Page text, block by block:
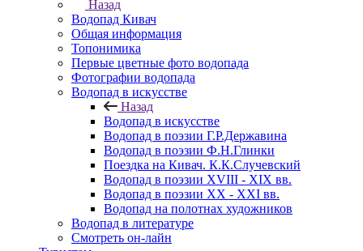
Назад
Водопад Кивач
Общая информация
Топонимика
Первые цветные фото водопада
Фотографии водопада
Водопад в искусстве
Назад
Водопад в искусстве
Водопад в поэзии Г.Р.Державина
Водопад в поэзии Ф.Н.Глинки
Поездка на Кивач. К.К.Случевский
Водопад в поэзии XVIII - XIX вв.
Водопад в поэзии XX - XXI вв.
Водопад на полотнах художников
Водопад в литературе
Смотреть он-лайн